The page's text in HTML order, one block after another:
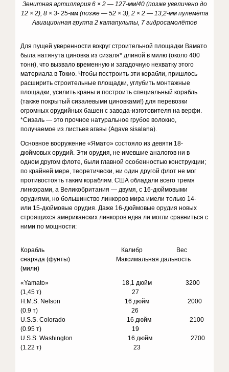
Зенитная артиллерия 6 × 2 — 127-мм/40 (позже увеличено до
12 × 2), 8 × 3- 25-мм (позже — 52 × 3), 2 × 2 — 13,2-мм пулемёта
Авиационная группа 2 катапульты, 7 гидросамолётов
Для пущей уверенности вокруг строительной площадки Вамато
была натянута циновка из сизаля* длиной в милю (около 400
тонн), что вызвало временную и загадочную нехватку этого
материала в Токио. Чтобы построить эти корабли, пришлось
расширить строительные площадки, углубить монтажные
площадки, усилить краны и построить специальный корабль
(также покрытый сизалевыми циновками!) для перевозки
огромных орудийных башен с завода-изготовителя на верфи.
*Сизаль — это прочное натуральное грубое волокно,
получаемое из листьев агавы (Agave sisalana).
Основное вооружение «Ямато» состояло из девяти 18-
дюймовых орудий. Эти орудия, не имевшие аналогов ни в
одном другом флоте, были главной особенностью конструкции;
по крайней мере, теоретически, ни один другой флот не мог
противостоять таким кораблям. США обладали всего тремя
линкорами, а Великобритания — двумя, с 16-дюймовыми
орудиями, но большинство линкоров мира имели только 14-
или 15-дюймовые орудия. Даже 16-дюймовые орудия новых
строящихся американских линкоров едва ли могли сравниться с
ними по мощности:
Корабль Калибр Вес
снаряда (фунты) Максимальная дальность
(мили)
«Yamato» 18,1 дюйм 3200
(1,45 т) 27
H.M.S. Nelson 16 дюйм 2000
(0.9 т) 26
U.S.S. Colorado 16 дюйм 2100
(0.95 т) 19
U.S.S. Washington 16 дюйм 2700
(1.22 т) 23